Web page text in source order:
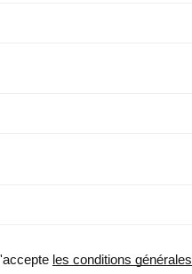
les conditions générales